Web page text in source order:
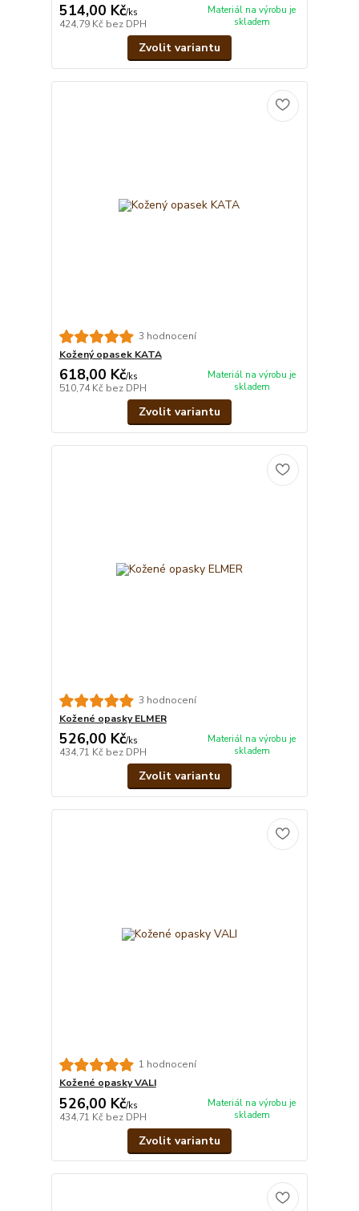
514,00 Kč/ks
424,79 Kč bez DPH
Materiál na výrobu je
skladem
Zvolit variantu
3 hodnocení
Kožený opasek KATA
618,00 Kč/ks
510,74 Kč bez DPH
Materiál na výrobu je
skladem
Zvolit variantu
3 hodnocení
Kožené opasky ELMER
526,00 Kč/ks
434,71 Kč bez DPH
Materiál na výrobu je
skladem
Zvolit variantu
1 hodnocení
Kožené opasky VALI
526,00 Kč/ks
434,71 Kč bez DPH
Materiál na výrobu je
skladem
Zvolit variantu